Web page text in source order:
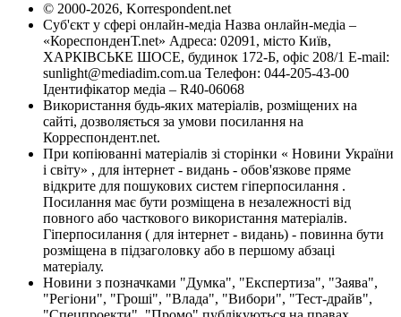
© 2000-2026, Korrespondent.net
Суб'єкт у сфері онлайн-медіа Назва онлайн-медіа –
«КореспонденТ.net» Адреса: 02091, місто Київ,
ХАРКІВСЬКЕ ШОСЕ, будинок 172-Б, офіс 208/1 E-mail:
sunlight@mediadim.com.ua Телефон: 044-205-43-00
Ідентифікатор медіа – R40-06068
Використання будь-яких матеріалів, розміщених на
сайті, дозволяється за умови посилання на
Корреспондент.net.
При копіюванні матеріалів зі сторінки « Новини України
і світу» , для інтернет - видань - обов'язкове пряме
відкрите для пошукових систем гіперпосилання .
Посилання має бути розміщена в незалежності від
повного або часткового використання матеріалів.
Гіперпосилання ( для інтернет - видань) - повинна бути
розміщена в підзаголовку або в першому абзаці
матеріалу.
Новини з позначками "Думка", "Експертиза", "Заява",
"Регіони", "Гроші", "Влада", "Вибори", "Тест-драйв",